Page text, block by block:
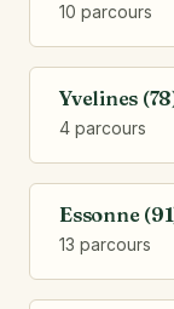
10 parcours
Yvelines
4 parcours
Essonne
13 parcours